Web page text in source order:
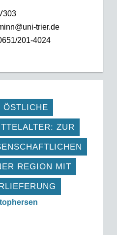
trier.de
201-4024
ÖSTLICHE
ZUR
REGION MIT